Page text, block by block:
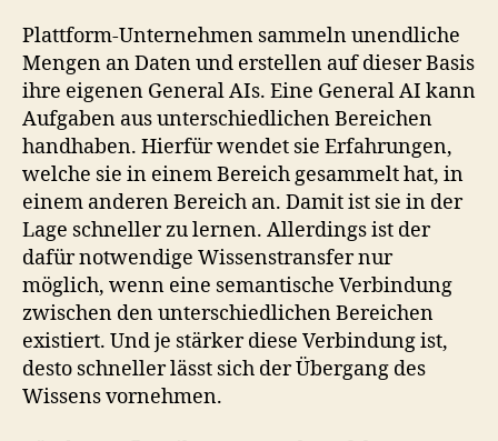
Plattform-Unternehmen sammeln unendliche
Mengen an Daten und erstellen auf dieser Basis
ihre eigenen General AIs. Eine General AI kann
Aufgaben aus unterschiedlichen Bereichen
handhaben. Hierfür wendet sie Erfahrungen,
welche sie in einem Bereich gesammelt hat, in
einem anderen Bereich an. Damit ist sie in der
Lage schneller zu lernen. Allerdings ist der
dafür notwendige Wissenstransfer nur
möglich, wenn eine semantische Verbindung
zwischen den unterschiedlichen Bereichen
existiert. Und je stärker diese Verbindung ist,
desto schneller lässt sich der Übergang des
Wissens vornehmen.